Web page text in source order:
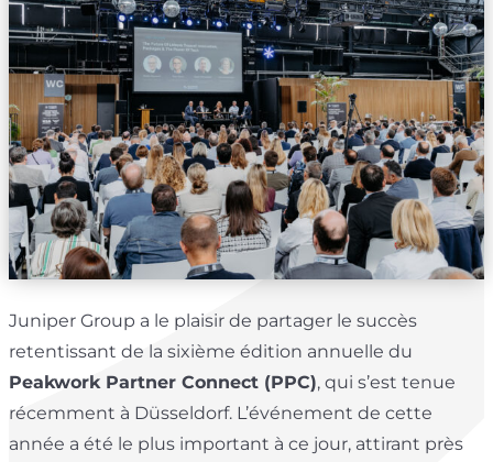
Juniper Group a le plaisir de partager le succès
retentissant de la sixième édition annuelle du
Peakwork Partner Connect (PPC), qui s’est tenue
récemment à Düsseldorf. L’événement de cette
année a été le plus important à ce jour, attirant près